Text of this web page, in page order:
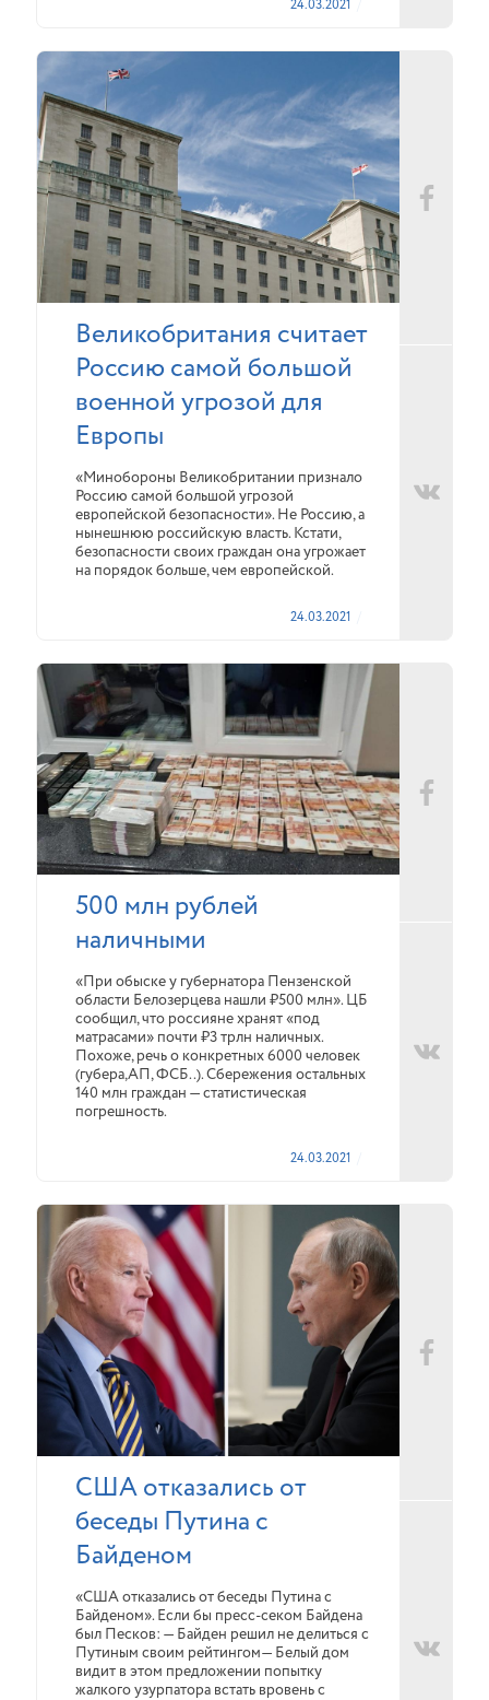
24.03.2021
Великобритания считает
Россию самой большой
военной угрозой для
Европы
«Минобороны Великобритании признало
Россию самой большой угрозой
европейской безопасности». Не Россию, а
нынешнюю российскую власть. Кстати,
безопасности своих граждан она угрожает
на порядок больше, чем европейской.
24.03.2021
500 млн рублей
наличными
«При обыске у губернатора Пензенской
области Белозерцева нашли ₽500 млн». ЦБ
сообщил, что россияне хранят «под
матрасами» почти ₽3 трлн наличных.
Похоже, речь о конкретных 6000 человек
(губера,АП, ФСБ..). Сбережения остальных
140 млн граждан — статистическая
погрешность.
24.03.2021
США отказались от
беседы Путина с
Байденом
«США отказались от беседы Путина с
Байденом». Если бы пресс-секом Байдена
был Песков: — Байден решил не делиться с
Путиным своим рейтингом— Белый дом
видит в этом предложении попытку
жалкого узурпатора встать вровень с